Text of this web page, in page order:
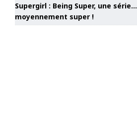
Supergirl : Being Super, une série…
moyennement super !